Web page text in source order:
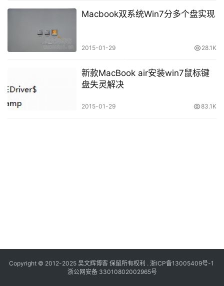
Macbook双系统Win7分多个盘实现
2015-01-29 28.1K
新款MacBook air安装win7鼠标键
盘失灵解决
2015-01-29 83.1K
Copyright © 2012-2025 吴文辉博客保留所有权利 . 浙ICP备13005409号-1
浙公网安备 33010802002965号